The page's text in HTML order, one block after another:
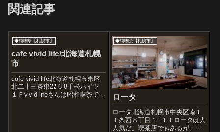
関連記事
◆純喫茶【札幌市】
cafe vivid life/北海道札幌
市
cafe vivid life北海道札幌市東区
北二十三条東22-6-8千松ハイツ
１Ｆvivid lifeさんは昭和喫茶では
◆純喫茶【札幌市】
ロータ
ロータ北海道札幌市中央区南１
１条西８丁目１−１１ロータは大
人気だ。喫茶店でもあるが、営